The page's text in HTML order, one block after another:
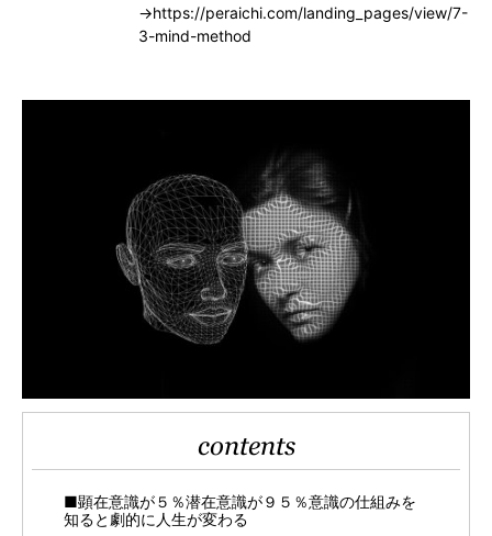
→https://peraichi.com/landing_pages/view/7-
3-mind-method
contents
■顕在意識が５％潜在意識が９５％意識の仕組みを
知ると劇的に人生が変わる